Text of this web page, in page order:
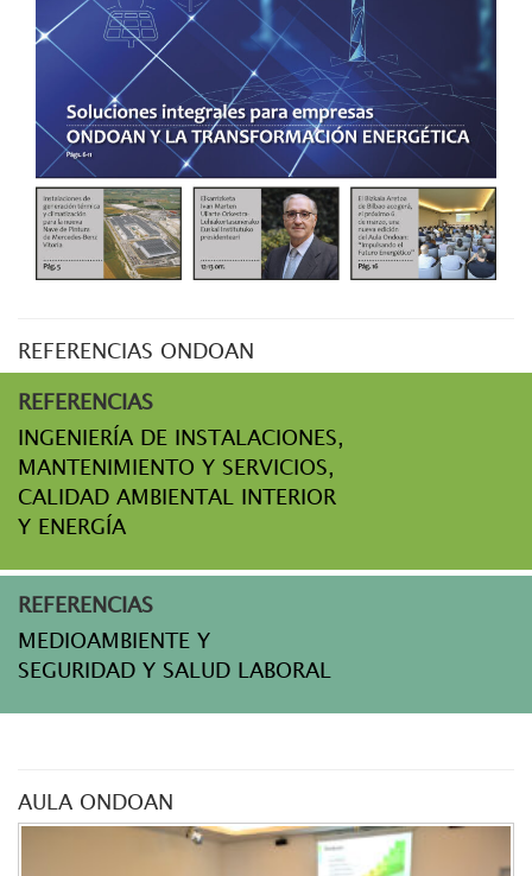
REFERENCIAS ONDOAN
REFERENCIAS
INGENIERÍA DE INSTALACIONES,
MANTENIMIENTO Y SERVICIOS,
CALIDAD AMBIENTAL INTERIOR
Y ENERGÍA
REFERENCIAS
MEDIOAMBIENTE Y
SEGURIDAD Y SALUD LABORAL
AULA ONDOAN